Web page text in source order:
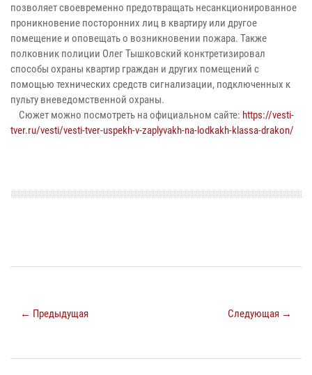
позволяет своевременно предотвращать несанкционированное
проникновение посторонних лиц в квартиру или другое
помещение и оповещать о возникновении пожара. Также
полковник полиции Олег Тышковский конктретизировал
способы охраны квартир граждан и других помещений с
помощью технических средств сигнализации, подключенных к
пульту вневедомственной охраны.
Сюжет можно посмотреть на официальном сайте: https://vesti-
tver.ru/vesti/vesti-tver-uspekh-v-zaplyvakh-na-lodkakh-klassa-drakon/
← Предыдущая Следующая →